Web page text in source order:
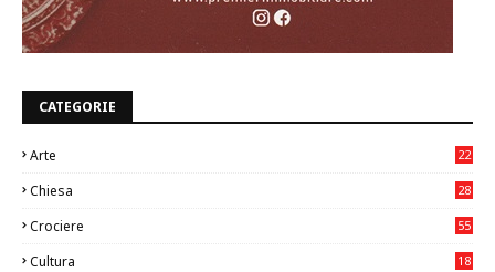
CATEGORIE
Arte
22
Chiesa
28
Crociere 55
Cultura
18